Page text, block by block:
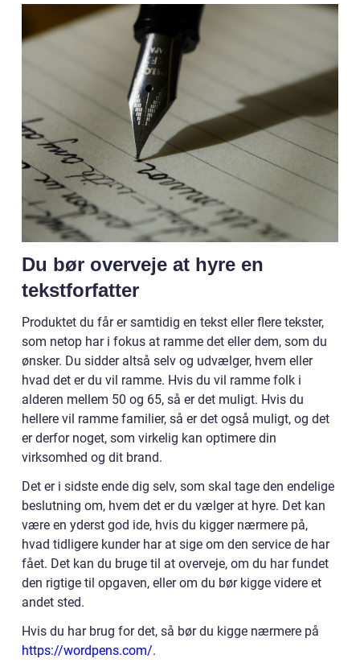
Du bør overveje at hyre en
tekstforfatter
Produktet du får er samtidig en tekst eller flere tekster,
som netop har i fokus at ramme det eller dem, som du
ønsker. Du sidder altså selv og udvælger, hvem eller
hvad det er du vil ramme. Hvis du vil ramme folk i
alderen mellem 50 og 65, så er det muligt. Hvis du
hellere vil ramme familier, så er det også muligt, og det
er derfor noget, som virkelig kan optimere din
virksomhed og dit brand.
Det er i sidste ende dig selv, som skal tage den endelige
beslutning om, hvem det er du vælger at hyre. Det kan
være en yderst god ide, hvis du kigger nærmere på,
hvad tidligere kunder har at sige om den service de har
fået. Det kan du bruge til at overveje, om du har fundet
den rigtige til opgaven, eller om du bør kigge videre et
andet sted.
Hvis du har brug for det, så bør du kigge nærmere på
https://wordpens.com/.